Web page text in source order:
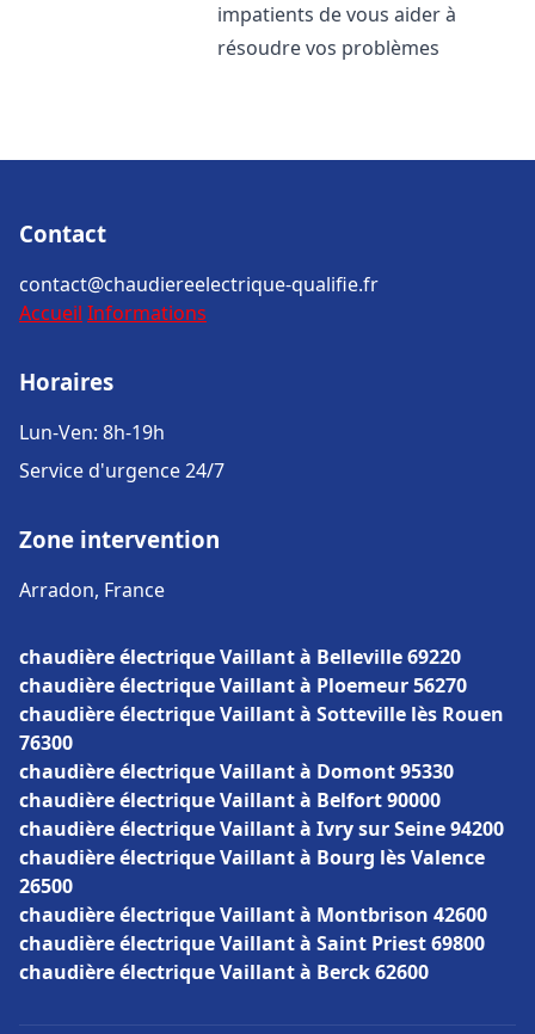
impatients de vous aider à
résoudre vos problèmes
Contact
contact@chaudiereelectrique-qualifie.fr
Accueil Informations
Horaires
Lun-Ven: 8h-19h
Service d'urgence 24/7
Zone intervention
Arradon, France
chaudière électrique Vaillant à Belleville 69220
chaudière électrique Vaillant à Ploemeur 56270
chaudière électrique Vaillant à Sotteville lès Rouen
76300
chaudière électrique Vaillant à Domont 95330
chaudière électrique Vaillant à Belfort 90000
chaudière électrique Vaillant à Ivry sur Seine 94200
chaudière électrique Vaillant à Bourg lès Valence
26500
chaudière électrique Vaillant à Montbrison 42600
chaudière électrique Vaillant à Saint Priest 69800
chaudière électrique Vaillant à Berck 62600